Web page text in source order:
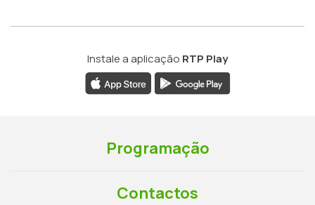
Instale a aplicação RTP Play
Programação
Contactos